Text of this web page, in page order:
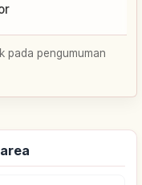
pada pengumuman